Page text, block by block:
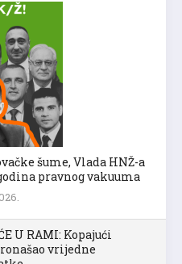
šume, Vlada HNŽ-a
pravnog vakuuma
U RAMI: Kopajući
vrijedne